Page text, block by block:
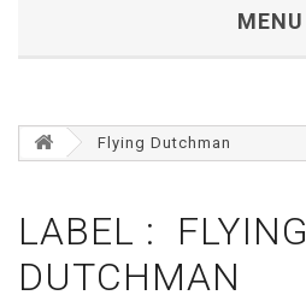
MENU
Flying Dutchman
LABEL : FLYING
DUTCHMAN